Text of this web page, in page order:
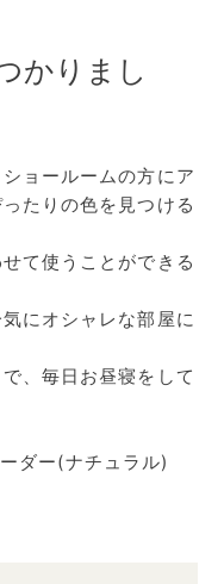
かりまし
ョールームの方にア
たりの色を見つける
て使うことができる
にオシャレな部屋に
、毎日お昼寝をして
ダー(ナチュラル)